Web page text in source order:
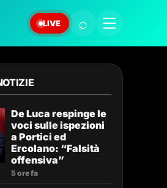
LIVE ⌕
De Luca respinge le
voci sulle ispezioni
a Portici ed
Ercolano: “Falsità
offensiva”
5 ore fa